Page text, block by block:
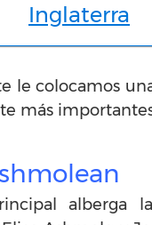
Inglaterra
le colocamos
más
alberga